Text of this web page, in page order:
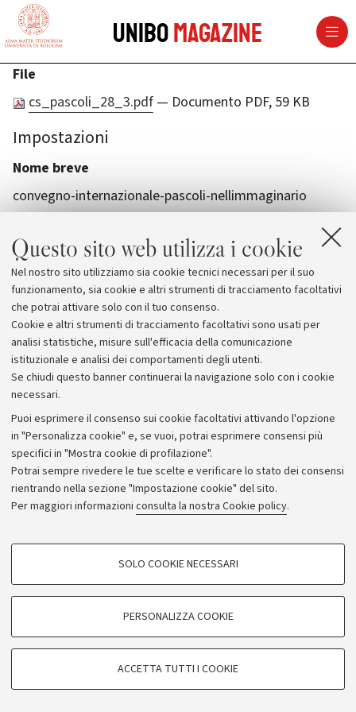
Questo sito web utilizza i cookie
Nel nostro sito utilizziamo sia cookie tecnici necessari per il suo
funzionamento, sia cookie e altri strumenti di tracciamento facoltativi
che potrai attivare solo con il tuo consenso.
Cookie e altri strumenti di tracciamento facoltativi sono usati per
analisi statistiche, misure sull'efficacia della comunicazione
istituzionale e analisi dei comportamenti degli utenti.
Se chiudi questo banner continuerai la navigazione solo con i cookie
necessari.
Puoi esprimere il consenso sui cookie facoltativi attivando l'opzione
in "Personalizza cookie" e, se vuoi, potrai esprimere consensi più
specifici in "Mostra cookie di profilazione".
Potrai sempre rivedere le tue scelte e verificare lo stato dei consensi
rientrando nella sezione "Impostazione cookie" del sito.
Per maggiori informazioni consulta la nostra Cookie policy.
COOKIE DI PROFILAZIONE - FACOLTATIVI
COOKIE TECNICI - NECESSARI
Si tratta di cookie tecnici utilizzati, a titolo esemplificativo, per il corretto
SOLO COOKIE NECESSARI
PERSONALIZZA COOKIE
ACCETTA TUTTI I COOKIE
vai al contenuto della pagina
UniboMagazine
File
cs_pascoli_28_3.pdf — Documento PDF, 59 KB
Impostazioni
Nome breve
convegno-internazionale-pascoli-nellimmaginario
Archivio
Comunicati stampa
Redazione
Rassegna stampa
© Copyright 2026 - ALMA MATER STUDIORUM - Università di
Bologna - Via Zamboni, 33 - 40126 Bologna - PI: 01131710376 -
CF: 80007010376
Privacy
Note legali Impostazioni Cookie